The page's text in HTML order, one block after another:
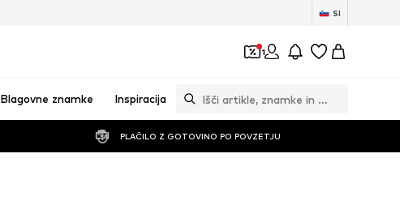
SI
1
Blagovne znamke Inspiracija
PLAČILO Z GOTOVINO PO POVZETJU